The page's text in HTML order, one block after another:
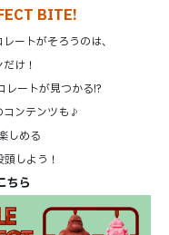
BITE!
ートがそろうのは、
け！
レートが見つかる!?
コンテンツも♪
しめる
しよう！
ちら